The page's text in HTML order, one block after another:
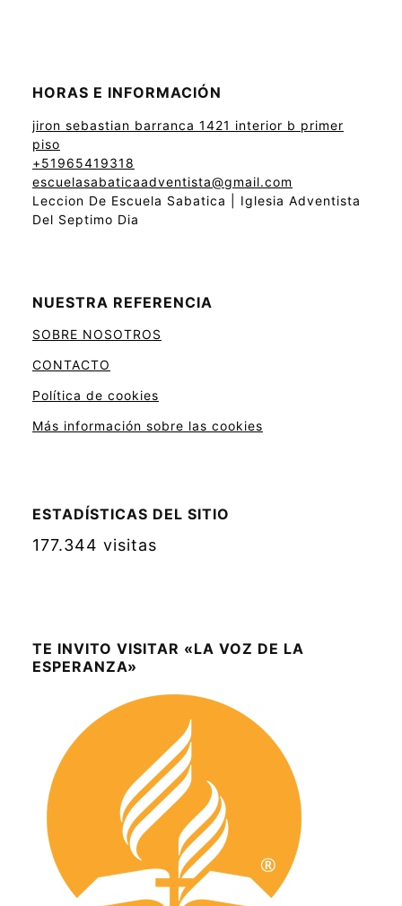
HORAS E INFORMACIÓN
jiron sebastian barranca 1421 interior b primer
piso
+51965419318
escuelasabaticaadventista@gmail.com
Leccion De Escuela Sabatica | Iglesia Adventista
Del Septimo Dia
NUESTRA REFERENCIA
SOBRE NOSOTROS
CONTACTO
Política de cookies
Más información sobre las cookies
ESTADÍSTICAS DEL SITIO
177.344 visitas
TE INVITO VISITAR «LA VOZ DE LA
ESPERANZA»